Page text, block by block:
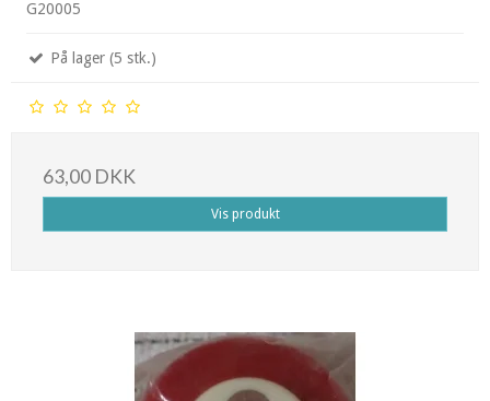
G20005
På lager (5 stk.)
63,00 DKK
Vis produkt